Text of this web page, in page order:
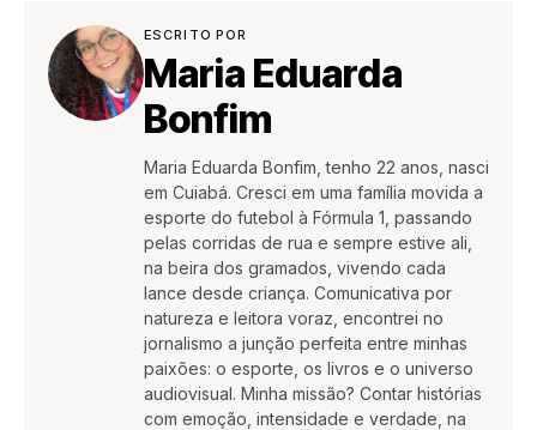
ESCRITO POR
Maria Eduarda
Bonfim
Maria Eduarda Bonfim, tenho 22 anos, nasci
em Cuiabá. Cresci em uma família movida a
esporte do futebol à Fórmula 1, passando
pelas corridas de rua e sempre estive ali,
na beira dos gramados, vivendo cada
lance desde criança. Comunicativa por
natureza e leitora voraz, encontrei no
jornalismo a junção perfeita entre minhas
paixões: o esporte, os livros e o universo
audiovisual. Minha missão? Contar histórias
com emoção, intensidade e verdade, na